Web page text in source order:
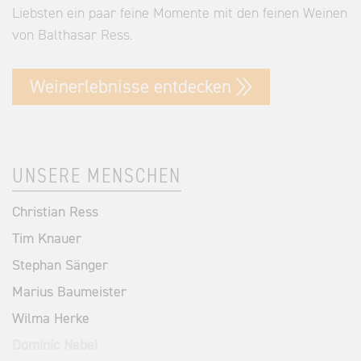
Liebsten ein paar feine Momente mit den feinen Weinen
von Balthasar Ress.
Weinerlebnisse entdecken
UNSERE MENSCHEN
Christian Ress
Tim Knauer
Stephan Sänger
Marius Baumeister
Wilma Herke